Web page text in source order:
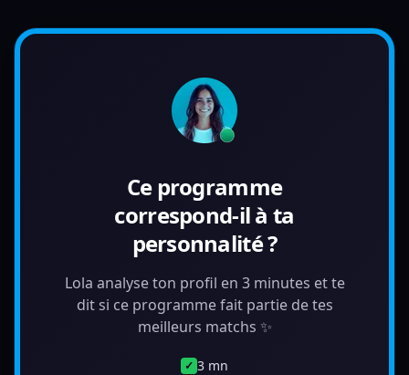
Ce programme
correspond-il à ta
personnalité ?
Lola analyse ton profil en 3 minutes et te
dit si ce programme fait partie de tes
meilleurs matchs ✨
✓ 3 mn